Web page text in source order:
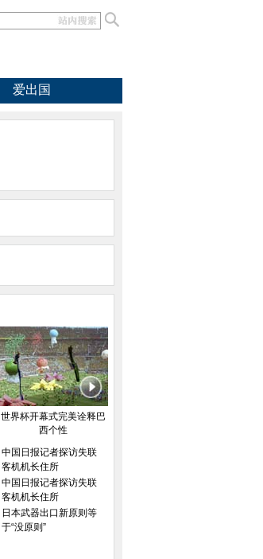
爱出国
世界杯开幕式完美诠释巴
西个性
中国日报记者探访失联
客机机长住所
中国日报记者探访失联
客机机长住所
日本武器出口新原则等
于“没原则”